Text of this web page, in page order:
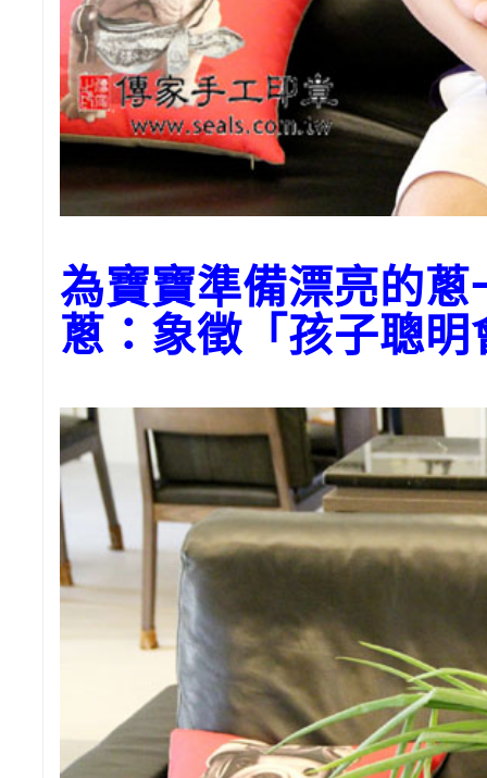
為寶寶準備漂亮的蔥
蔥：象徵「孩子聰明